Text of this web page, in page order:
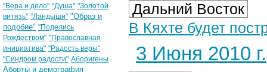
Дальний Восток
В Кяхте будет
3 Июня 2010 г.
"Вера и дело" "Душа" "Золотой
витязь" "Ландыши" "Образ и
подобие" "Поделись
Рождеством" "Православная
инициатива" "Радость веры"
"Синдром радости" Аборигены
Аборты и демография